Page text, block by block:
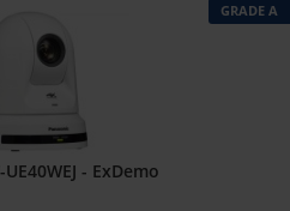
GRADE A
- ExDemo